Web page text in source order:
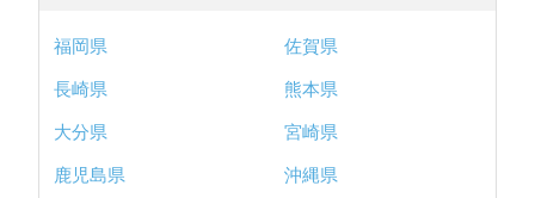
福岡県
佐賀県
長崎県
熊本県
大分県
宮崎県
鹿児島県
沖縄県